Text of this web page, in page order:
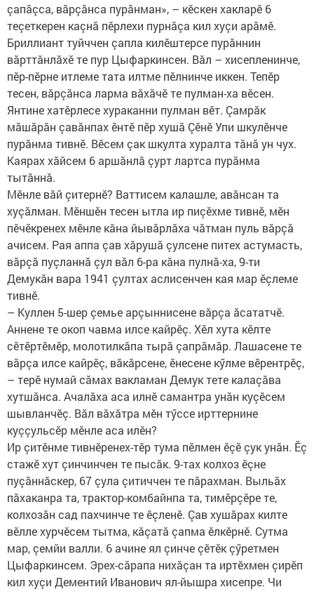
çапăçса, вăрçăнса пурăнман», – кӗскен хакларӗ 6
теçеткерен каçнă пӗрлехи пурнăçа кил хуçи арăмӗ. ​
Бриллиант туйччен çапла килӗштерсе пурăннин
вăрттăнлăхӗ те пур Цыфаркинсен. Вăл – хисепленинче,
пӗр-пӗрне итлеме тата илтме пӗлнинче иккен. Тепӗр
тесен, вăрçăнса ларма вăхăчӗ те пулман-ха вӗсен.
Янтине хатӗрлесе хураканни пулман вӗт. Çамрăк
мăшăрăн çавăнпах ӗнтӗ пӗр хушă Çӗнӗ Упи шкулӗнче
пурăнма тивнӗ. Вӗсем çак шкулта хуралта тăнă ун чух.
Каярах хăйсем 6 аршăнлă çурт лартса пурăнма
тытăннă.
Мӗнле вăй çитернӗ? Ваттисем калашле, авăнсан та
хуçăлман. Мӗншӗн тесен ытла ир пиçӗхме тивнӗ, мӗн
пӗчӗкренех мӗнле кăна йывăрлăха чăтман пуль вăрçă
ачисем. Рая аппа çав хăрушă çулсене питех астумасть,
вăрçă пуçланнă çул вăл 6-ра кăна пулнă-ха, 9-ти
Демукăн вара 1941 çултах аслисенчен кая мар ӗçлеме
тивнӗ.
– Куллен 5-шер çемье арçыннисене вăрçа ăсататчӗ.
Аннене те окоп чавма илсе кайрӗç. Хӗл хута кӗлте
сӗтӗртӗмӗр, молотилкăпа тырă çапрăмăр. Лашасене те
вăрçа илсе кайрӗç, вăкăрсене, ӗнесене кӳлме вӗрентрӗç,
– терӗ нумай сăмах вакламан Демук тете калаçăва
хутшăнса. Ачалăха аса илнӗ самантра унăн куçӗсем
шывланчӗç. Вăл вăхăтра мӗн тӳссе ирттернине
куççульсӗр мӗнле аса илӗн?
Ир çитӗнме тивнӗренех-тӗр тума пӗлмен ӗçӗ çук унăн. Ӗç
стажӗ хут çинчинчен те пысăк. 9-тах колхоз ӗçне
пуçăннăскер, 67 çула çитиччен те пăрахман. Выльăх
пăхаканра та, трактор-комбайнпа та, тимӗрçӗре те,
колхозăн сад пахчинче те ӗçленӗ. Çав хушăрах килте
вӗлле хурчӗсем тытма, кăçатă çапма ӗлкӗрнӗ. Сутма
мар, çемйи валли. 6 ачине ял çинче çӗтӗк çӳретмен
Цыфаркинсем. Эрех-сăрапа нихăçан та иртӗхмен çирӗп
кил хуçи​ Дементий Иванович ял-йышра хисепре. Чи